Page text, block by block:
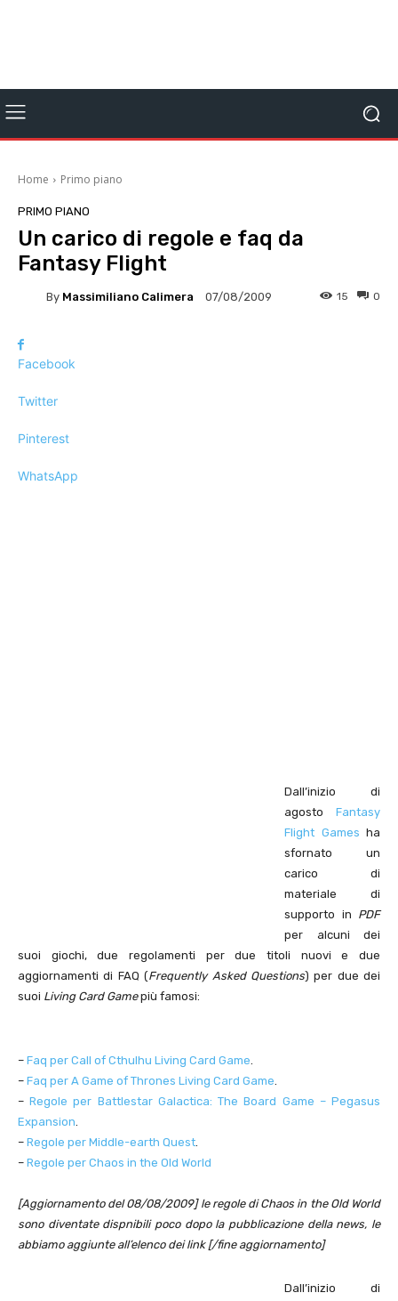
Home Primo piano
PRIMO PIANO
Un carico di regole e faq da
Fantasy Flight
By Massimiliano Calimera 07/08/2009 0
15
Facebook
Twitter
Pinterest
WhatsApp
Dall’inizio di
agosto Fantasy
Flight Games ha
sfornato un
carico di
materiale di
supporto in PDF
per alcuni dei
suoi giochi, due regolamenti per due titoli nuovi e due
aggiornamenti di FAQ (Frequently Asked Questions) per due dei
suoi Living Card Gamepiù famosi:
– Faq per Call of Cthulhu Living Card Game.
– Faq per A Game of Thrones Living Card Game.
–Regole per Battlestar Galactica: The Board Game – Pegasus
Expansion.
– Regole per Middle-earth Quest.
– Regole per Chaos in the Old World
[Aggiornamento del 08/08/2009] le regole di Chaos in the Old World
sono diventate dispnibili poco dopo la pubblicazione della news, le
abbiamo aggiunte all’elenco dei link [/fine aggiornamento]
Dall’inizio di